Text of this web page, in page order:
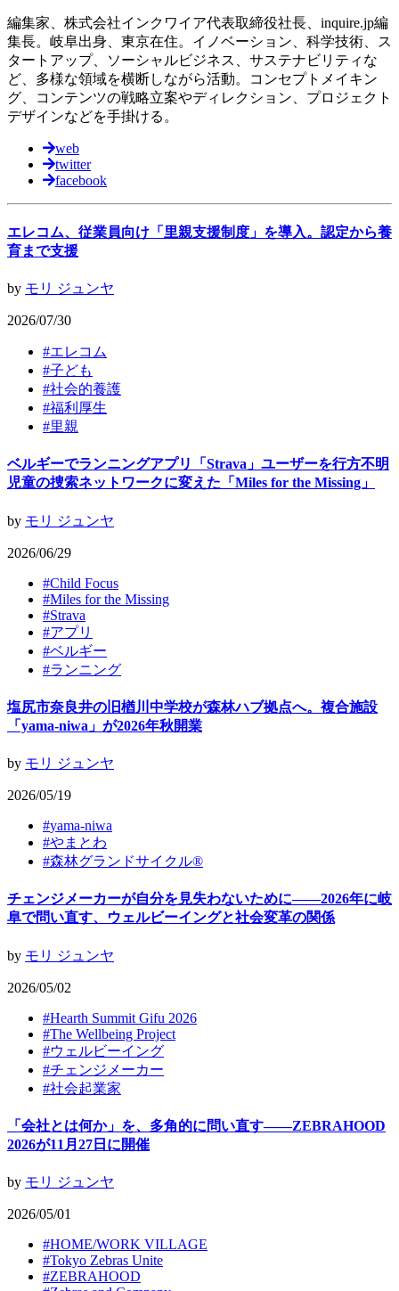
編集家、株式会社インクワイア代表取締役社長、inquire.jp編
集長。岐阜出身、東京在住。イノベーション、科学技術、ス
タートアップ、ソーシャルビジネス、サステナビリティな
ど、多様な領域を横断しながら活動。コンセプトメイキン
グ、コンテンツの戦略立案やディレクション、プロジェクト
デザインなどを手掛ける。
web
twitter
facebook
エレコム、従業員向け「里親支援制度」を導入。認定から養
育まで支援
by モリ ジュンヤ
2026/07/30
#エレコム
#子ども
#社会的養護
#福利厚生
#里親
ベルギーでランニングアプリ「Strava」ユーザーを行方不明
児童の捜索ネットワークに変えた「Miles for the Missing」
by モリ ジュンヤ
2026/06/29
#Child Focus
#Miles for the Missing
#Strava
#アプリ
#ベルギー
#ランニング
塩尻市奈良井の旧楢川中学校が森林ハブ拠点へ。複合施設
「yama-niwa」が2026年秋開業
by モリ ジュンヤ
2026/05/19
#yama-niwa
#やまとわ
#森林グランドサイクル®
チェンジメーカーが自分を見失わないために——2026年に岐
阜で問い直す、ウェルビーイングと社会変革の関係
by モリ ジュンヤ
2026/05/02
#Hearth Summit Gifu 2026
#The Wellbeing Project
#ウェルビーイング
#チェンジメーカー
#社会起業家
「会社とは何か」を、多角的に問い直す——ZEBRAHOOD
2026が11月27日に開催
by モリ ジュンヤ
2026/05/01
#HOME/WORK VILLAGE
#Tokyo Zebras Unite
#ZEBRAHOOD